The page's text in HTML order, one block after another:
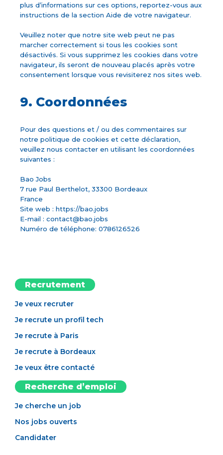
plus d’informations sur ces options, reportez-vous aux
instructions de la section Aide de votre navigateur.
Veuillez noter que notre site web peut ne pas
marcher correctement si tous les cookies sont
désactivés. Si vous supprimez les cookies dans votre
navigateur, ils seront de nouveau placés après votre
consentement lorsque vous revisiterez nos sites web.
9. Coordonnées
Pour des questions et / ou des commentaires sur
notre politique de cookies et cette déclaration,
veuillez nous contacter en utilisant les coordonnées
suivantes :
Bao Jobs
7 rue Paul Berthelot, 33300 Bordeaux
France
Site web : https://bao.jobs
E-mail :contact@bao.jobs
Numéro de téléphone: 0786126526
Recrutement
Je veux recruter
Je recrute un profil tech
Je recrute à Paris
Je recrute à Bordeaux
Je veux être contacté
Recherche d’emploi
Je cherche un job
Nos jobs ouverts
Candidater